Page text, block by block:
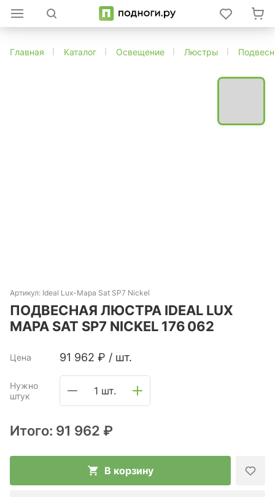
Главная Каталог Освещение Люстры
Артикул: Ideal Lux-Mapa Sat SP7 Nickel
ПОДВЕСНАЯ ЛЮСТРА IDEAL LUX
MAPA SAT SP7 NICKEL 176 062
Цена 91 962 ₽ / шт.
Нужно
штук
1 шт.
Итого: 91 962 ₽
В корзину